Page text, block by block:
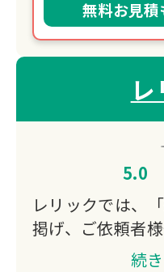
無料お見積
5.0
レリックでは、
掲げ、ご依頼者
最善のご提案と
続